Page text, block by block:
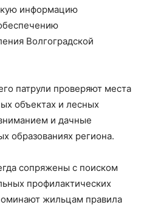
информацию
Волгоградской
патрули проверяют места
объектах и лесных
и дачные
образованиях региона.
сопряжены с поиском
профилактических
жильцам правила